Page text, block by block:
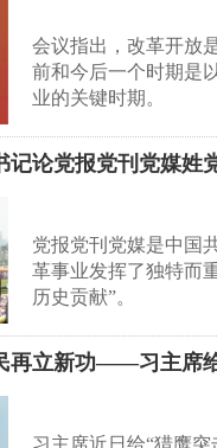
会议指出，改革开放
前和今后一个时期是
业的关键时期。
记论党报党刊党媒姓
党报党刊党媒是中国
革事业发挥了独特而
历史贡献”。
再立新功——习主席
习主席近日给“猎鹰